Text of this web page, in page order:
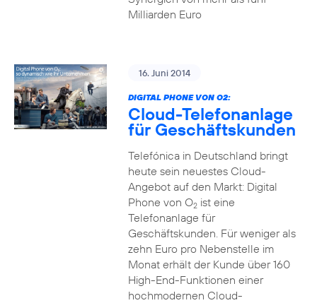
Milliarden Euro
16. Juni 2014
DIGITAL PHONE VON O2:
Cloud-Telefonanlage
für Geschäftskunden
Telefónica in Deutschland bringt
heute sein neuestes Cloud-
Angebot auf den Markt: Digital
Phone von O2ist eine
Telefonanlage für
Geschäftskunden. Für weniger als
zehn Euro pro Nebenstelle im
Monat erhält der Kunde über 160
High-End-Funktionen einer
hochmodernen Cloud-